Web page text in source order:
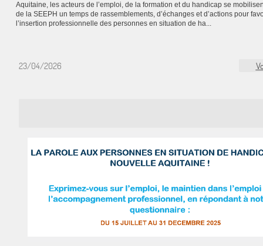
Aquitaine, les acteurs de l’emploi, de la formation et du handicap se
de la SEEPH un temps de rassemblements, d’échanges et d’actions pour
l’insertion professionnelle des personnes en situation de ha...
23/04/2026